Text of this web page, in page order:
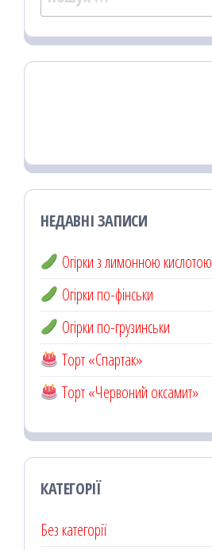
НЕДАВНІ ЗАПИСИ
Огірки з лимонною кислотою
Огірки по-фінськи
Огірки по-грузинськи
Торт «Спартак»
Торт «Червоний оксамит»
КАТЕГОРІЇ
Без категорії